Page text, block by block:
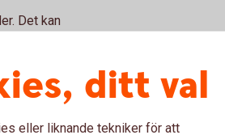
Det kan
för företag
Om vi inte kan
med
att hålla
ditt val
eller liknande tekniker för att